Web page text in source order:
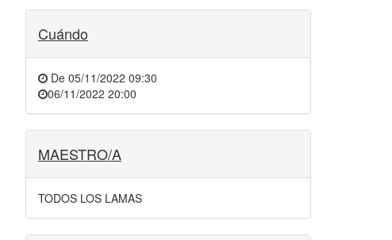
Cuándo
De 05/11/2022 09:30
06/11/2022 20:00
MAESTRO/A
TODOS LOS LAMAS